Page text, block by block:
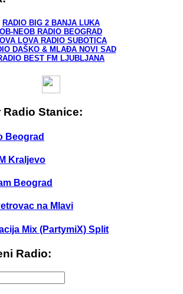
RADIO BIG 2 BANJA LUKA
OB-NEOB RADIO BEOGRAD
LOVA RADIO SUBOTICA
DAŠKO & MLAĐA NOVI SAD
BEST FM LJUBLJANA
Stanice:
Beograd
Kraljevo
Beograd
na Mlavi
Mix (PartymiX) Split
Radio: